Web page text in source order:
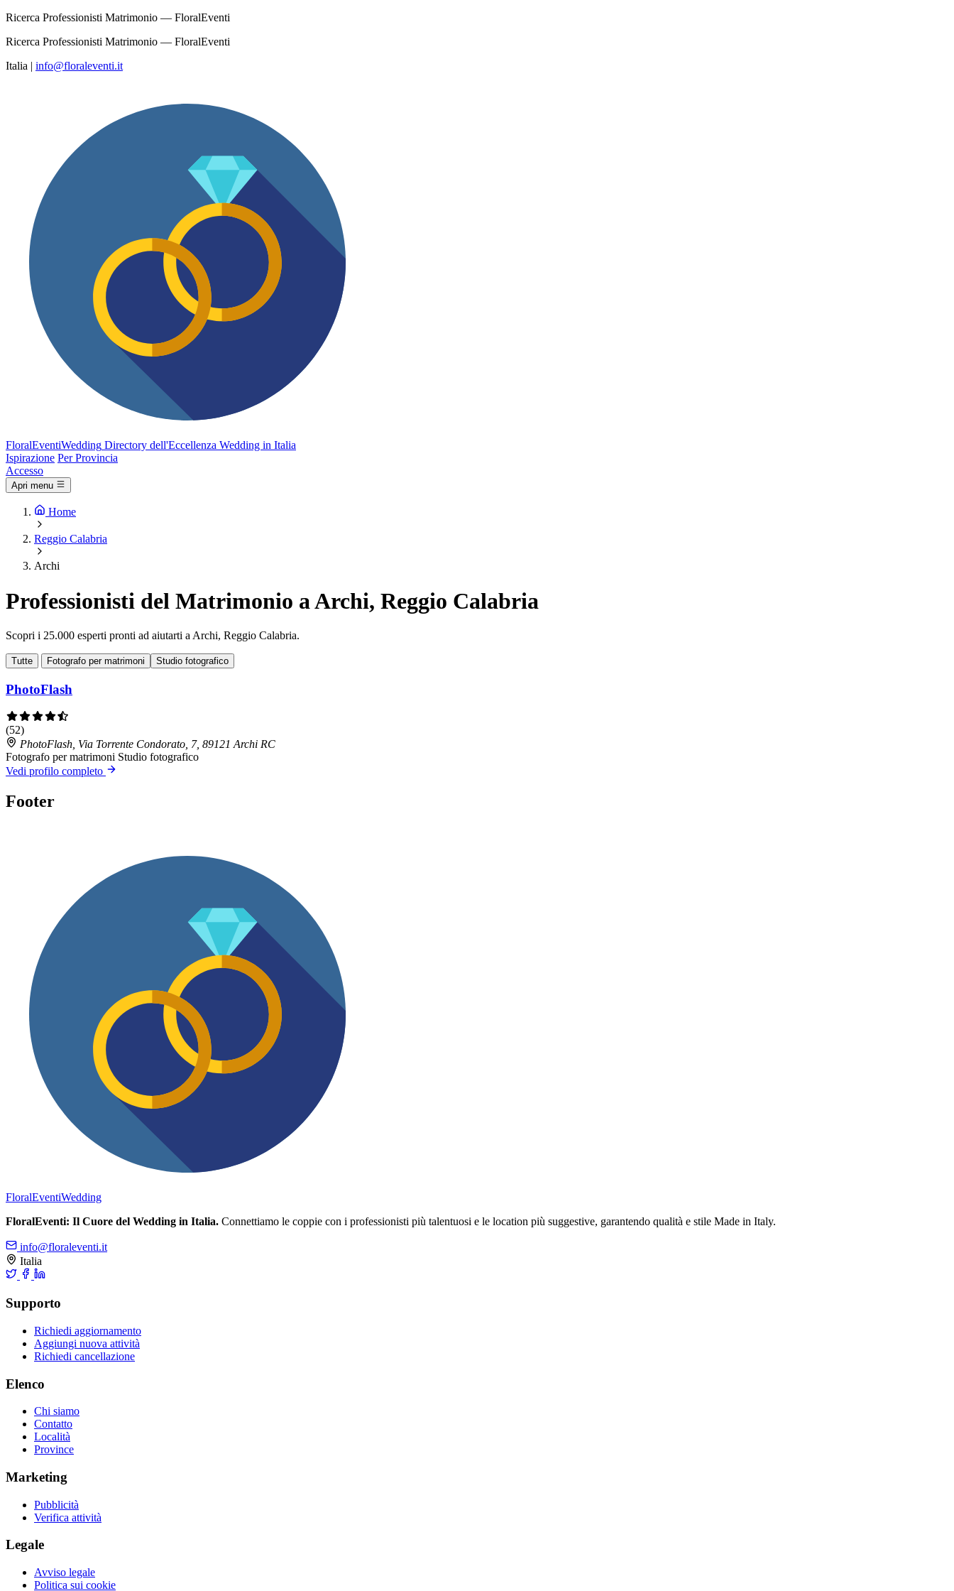
Ricerca Professionisti Matrimonio — FloralEventi
Ricerca Professionisti Matrimonio — FloralEventi
Italia | info@floraleventi.it
FloralEventiWedding Directory dell'Eccellenza Wedding in Italia
Ispirazione Per Provincia
Accesso
Apri menu
Home
Reggio Calabria
Archi
Professionisti del Matrimonio a Archi, Reggio Calabria
Scopri i 25.000 esperti pronti ad aiutarti a Archi, Reggio Calabria.
Tutte Fotografo per matrimoni Studio fotografico
PhotoFlash
(52)
PhotoFlash, Via Torrente Condorato, 7, 89121 Archi RC
Fotografo per matrimoni Studio fotografico
Vedi profilo completo
Footer
FloralEventiWedding
FloralEventi: Il Cuore del Wedding in Italia. Connettiamo le coppie con i professionisti più talentuosi e le location più suggestive, garantendo qualità e stile Made in Italy.
info@floraleventi.it
Italia
Supporto
Richiedi aggiornamento
Aggiungi nuova attività
Richiedi cancellazione
Elenco
Chi siamo
Contatto
Località
Province
Marketing
Pubblicità
Verifica attività
Legale
Avviso legale
Politica sui cookie